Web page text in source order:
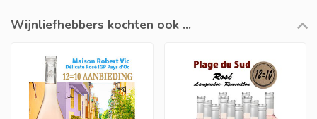
Wijnliefhebbers kochten ook ...